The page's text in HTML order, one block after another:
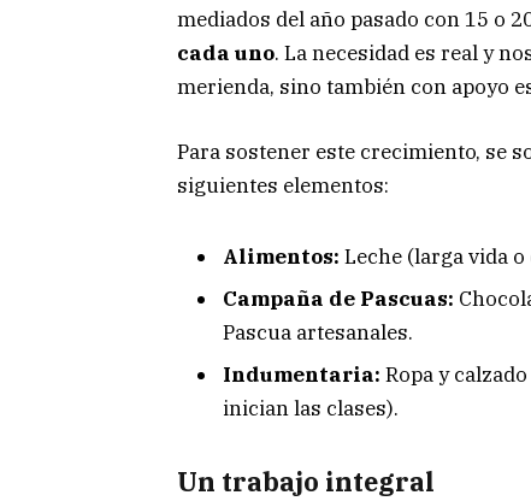
mediados del año pasado con 15 o
cada uno. La necesidad es real y
merienda, sino también con apoyo
Para sostener este crecimiento, se
siguientes elementos:
Alimentos: Leche (larga vida
Campaña de Pascuas:
Pascua artesanales.
Indumentaria: Ropa y
inician las clases).
Un trabajo integral